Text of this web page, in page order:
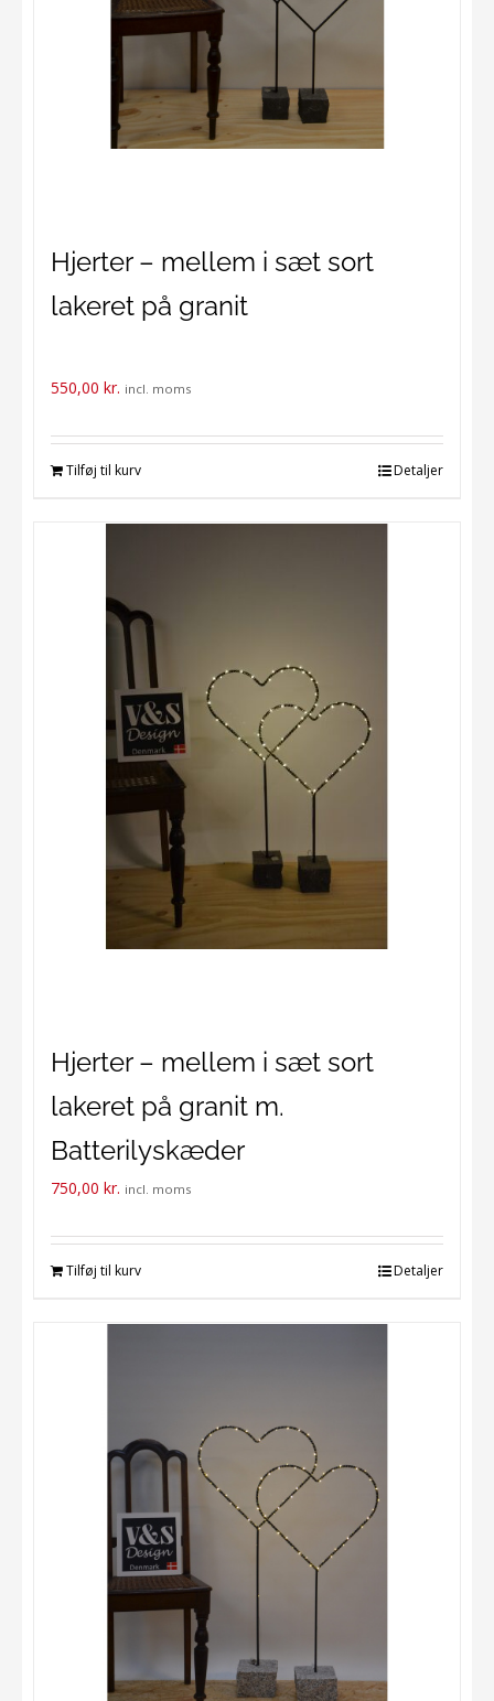
Hjerter – mellem i sæt sort
lakeret på granit
550,00 kr. incl. moms
Tilføj til kurv Detaljer
Hjerter – mellem i sæt sort
lakeret på granit m.
Batterilyskæder
750,00 kr. incl. moms
Tilføj til kurv Detaljer